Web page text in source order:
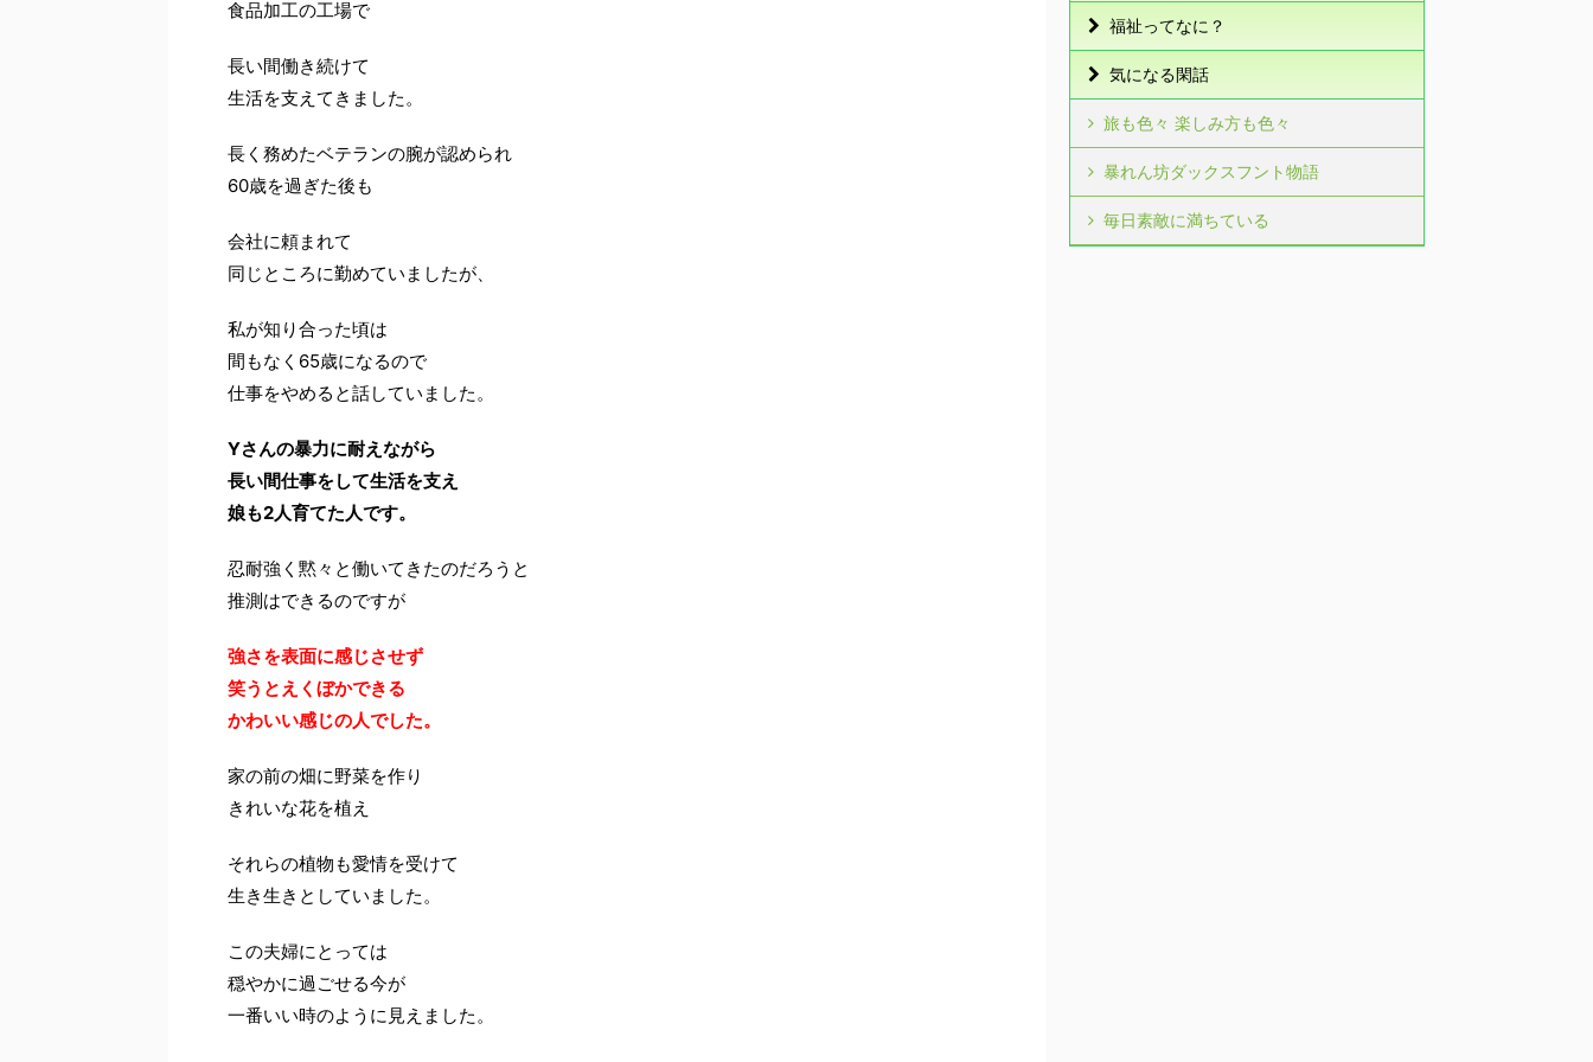
食品加工の工場で
長い間働き続けて
生活を支えてきました。
長く務めたベテランの腕が認められ
60歳を過ぎた後も
会社に頼まれて
同じところに勤めていましたが、
私が知り合った頃は
間もなく65歳になるので
仕事をやめると話していました。
Yさんの暴力に耐えながら
長い間仕事をして生活を支え
娘も2人育てた人です。
忍耐強く黙々と働いてきたのだろうと
推測はできるのですが
強さを表面に感じさせず
笑うとえくぼかできる
かわいい感じの人でした。
家の前の畑に野菜を作り
きれいな花を植え
それらの植物も愛情を受けて
生き生きとしていました。
この夫婦にとっては
穏やかに過ごせる今が
一番いい時のように見えました。
福祉ってなに？
気になる閑話
旅も色々 楽しみ方も色々
暴れん坊ダックスフント物語
毎日素敵に満ちている